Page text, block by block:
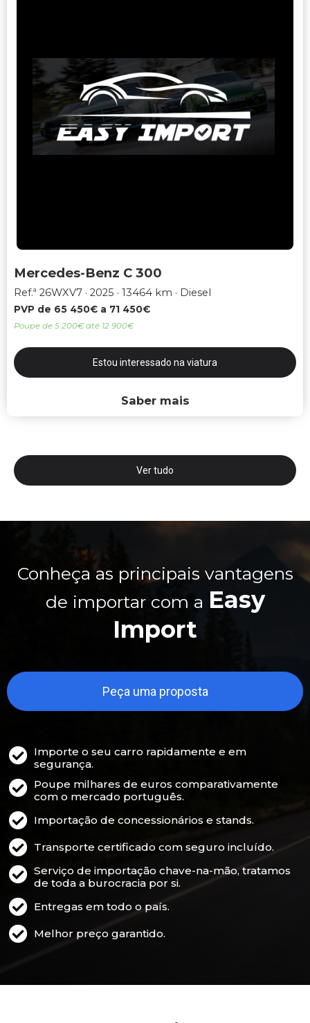
Mercedes-Benz C 300
Ref.ª 26WXV7 2025 13464 km Diesel
PVP de 65 450€ a 71 450€
Poupe de 5 200€ até 12 900€
Estou interessado na viatura
Saber mais
Ver tudo
Conheça as principais vantagens
de importar com a Easy
Import
Peça uma proposta
Importe o seu carro rapidamente e em
segurança.
Poupe milhares de euros comparativamente
com o mercado português.
Importação de concessionários e stands.
Transporte certificado com seguro incluído.
Serviço de importação chave-na-mão, tratamos
de toda a burocracia por si.
Entregas em todo o país.
Melhor preço garantido.